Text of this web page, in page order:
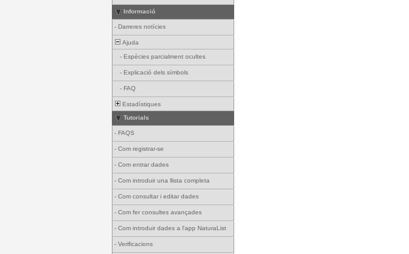
Informació
- Darreres notícies
Ajuda
- Espècies parcialment ocultes
- Explicació dels símbols
- FAQ
Estadístiques
Tutorials
- FAQS
- Com registrar-se
- Com entrar dades
- Com introduir una llista completa
- Com consultar i editar dades
- Com fer consultes avançades
- Com introduir dades a l'app NaturaList
- Verificacions